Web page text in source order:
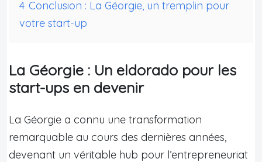
4 Conclusion : La Géorgie, un tremplin pour
votre start-up
La Géorgie : Un eldorado pour les
start-ups en devenir
La Géorgie a connu une transformation
remarquable au cours des dernières années,
devenant un véritable hub pour l’entrepreneuriat